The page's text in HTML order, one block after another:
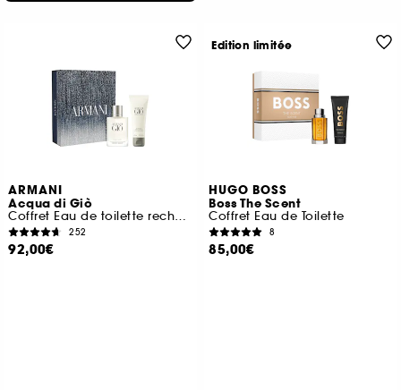
ARMANI
Acqua di Giò
Coffret Eau de toilette rechargeable pour homme
252
92,00€
HUGO BOSS
Boss The Scent
Coffret Eau de Toilette
8
85,00€
Edition limitée